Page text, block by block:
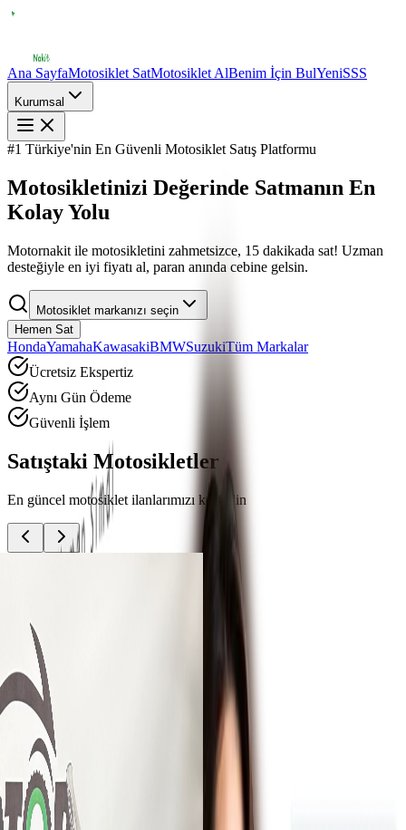
Ana SayfaMotosiklet SatMotosiklet AlBenim İçin BulYeniSSS
Kurumsal
#1 Türkiye'nin En Güvenli Motosiklet Satış Platformu
Motosikletinizi Değerinde Satmanın En
Kolay Yolu
Motornakit ile motosikletini zahmetsizce, 15 dakikada sat! Uzman
desteğiyle en iyi fiyatı al, paran anında cebine gelsin.
Motosiklet markanızı seçin
Hemen Sat
HondaYamahaKawasakiBMWSuzukiTüm Markalar
Ücretsiz Ekspertiz
Aynı Gün Ödeme
Güvenli İşlem
Satıştaki Motosikletler
En güncel motosiklet ilanlarımızı keşfedin